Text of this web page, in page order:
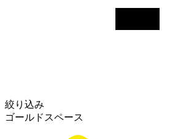
絞り込み
ゴールドスペース